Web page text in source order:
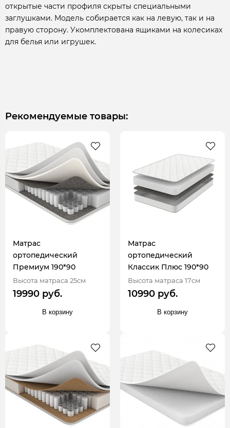
открытые части профиля скрыты специальными
заглушками. Модель собирается как на левую, так и на
правую сторону. Укомплектована ящиками на колесиках
для белья или игрушек.
Рекомендуемые товары:
Матрас
ортопедический
Премиум 190*90
Высота матраса 25см
19990 руб.
В корзину
Матрас
ортопедический
Классик Плюс 190*90
Высота матраса 17см
10990 руб.
В корзину